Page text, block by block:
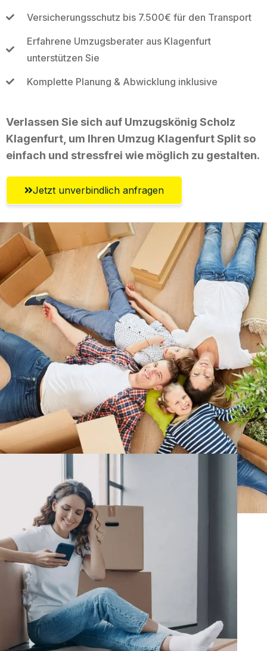
Versicherungsschutz bis 7.500€ für den Transport
Erfahrene Umzugsberater aus Klagenfurt
unterstützen Sie
Komplette Planung & Abwicklung inklusive
Verlassen Sie sich auf Umzugskönig Scholz
Klagenfurt, um Ihren Umzug Klagenfurt Split so
einfach und stressfrei wie möglich zu gestalten.
Jetzt unverbindlich anfragen